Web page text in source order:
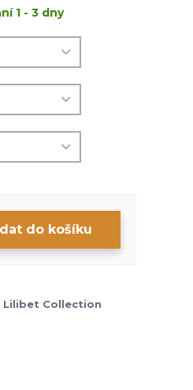
1 - 3 dny
do košíku
Lilibet Collection